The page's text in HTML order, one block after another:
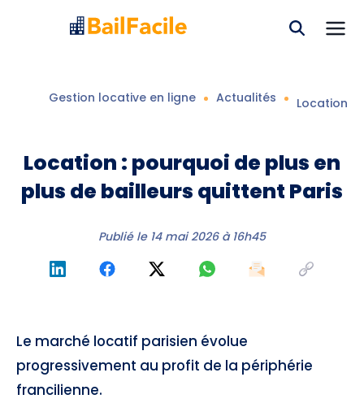
Gestion locative en ligne Actualités Location :
Location : pourquoi de plus en
plus de bailleurs quittent Paris
Publié le 14 mai 2026 à 16h45
Le marché locatif parisien évolue
progressivement au profit de la périphérie
francilienne.